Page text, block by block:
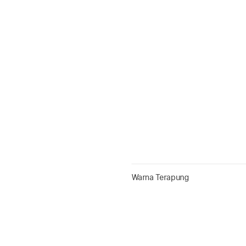
Warna Terapung